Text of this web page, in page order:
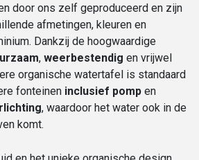
door ons zelf geproduceerd en zijn
afmetingen, kleuren en
Dankzij de hoogwaardige
, weerbestendig en vrijwel
organische watertafel is standaard
fonteinen inclusief pomp en
, waardoor het water ook in de
komt.